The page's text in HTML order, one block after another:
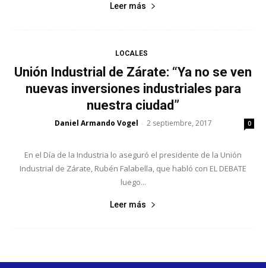
Leer más
LOCALES
Unión Industrial de Zárate: “Ya no se ven
nuevas inversiones industriales para
nuestra ciudad”
Daniel Armando Vogel - 2 septiembre, 2017 0
En el Día de la Industria lo aseguró el presidente de la Unión
Industrial de Zárate, Rubén Falabella, que habló con EL DEBATE
luego...
Leer más